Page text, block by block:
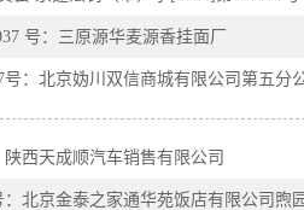
号：三原源华麦源香挂面厂
号：北京妫川双信商城有限公司第五分
陕西天成顺汽车销售有限公司
：北京金泰之家通华苑饭店有限公司煦